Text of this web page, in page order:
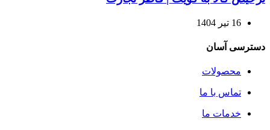
16 تیر 1404
دسترسی آسان
محصولات
تماس با ما
خدمات ما